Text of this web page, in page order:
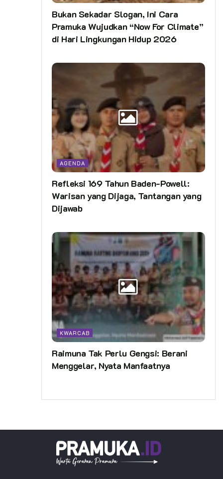
Bukan Sekadar Slogan, Ini Cara
Pramuka Wujudkan “Now For Climate”
di Hari Lingkungan Hidup 2026
AGENDA
Refleksi 169 Tahun Baden-Powell:
Warisan yang Dijaga, Tantangan yang
Dijawab
KWARCAB
Raimuna Tak Perlu Gengsi: Berani
Menggelar, Nyata Manfaatnya